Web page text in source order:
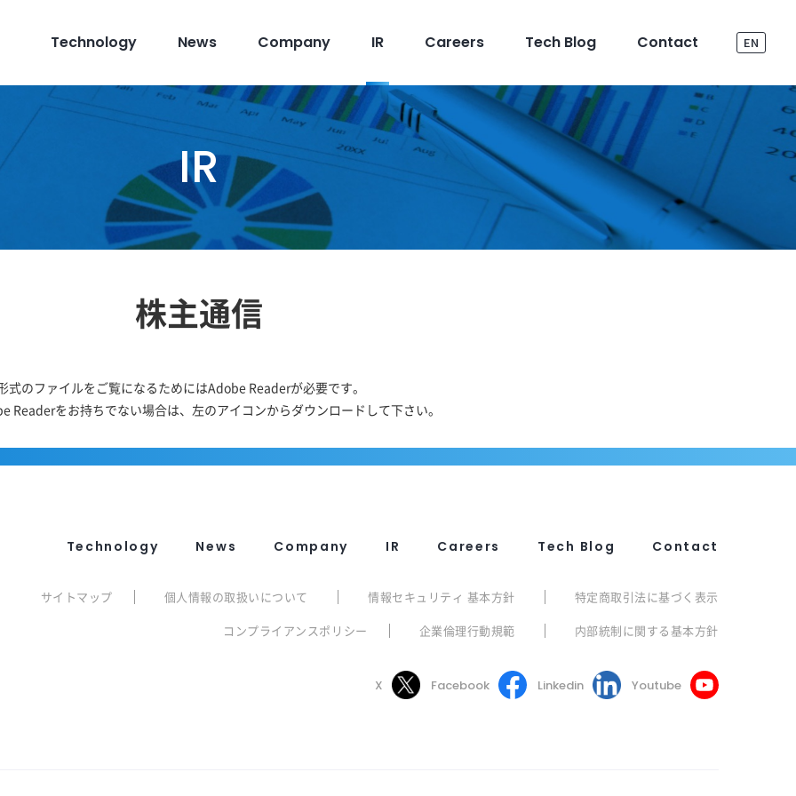
Technology News Company IR Careers Tech Blog Contact EN
IR
株主通信
式のファイルをご覧になるためにはAdobe Readerが必要です。
Readerをお持ちでない場合は、左のアイコンからダウンロードして下さい。
Technology News Company IR Careers Tech Blog Contact
サイトマップ 個人情報の取扱いについて 情報セキュリティ 基本方針
特定商取引法に基づく表示
コンプライアンスポリシー
企業倫理行動規範 内部統制に関する基本方針
X Facebook Linkedin Youtube